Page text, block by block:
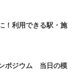
！利用できる駅・施
ポジウム 当日の模